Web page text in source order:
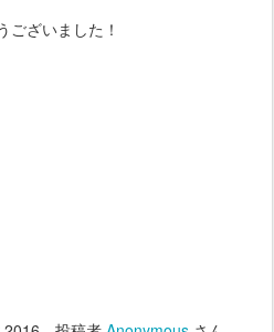
ございました！